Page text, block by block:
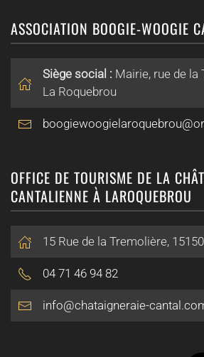
ASSOCIATION BOOGIE-WOOGIE
Siège social : Mairie, rue de la
La Roquebrou
OFFICE DE TOURISME DE LA
CANTALIENNE À LAROQUEBROU
15 Rue de la Tremolière,
04 71 46 94 82
info@chataigneraie-